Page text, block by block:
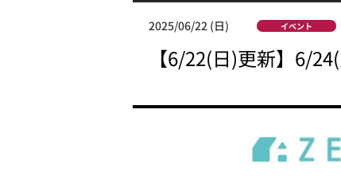
2025/06/22 (日) イベント
【6/22(日)更新】6/